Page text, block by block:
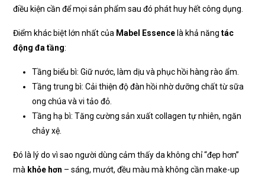
điều kiện cần để mọi sản phẩm sau đó phát huy hết công dụng.
Điểm khác biệt lớn nhất của Mabel Essence là khả năngtác
động đa tầng:
Tầng biểu bì: Giữ nước, làm dịu và phục hồi hàng rào ẩm.
Tầng trung bì: Cải thiện độ đàn hồi nhờ dưỡng chất từ sữa
ong chúa và vi tảo đỏ.
Tầng hạ bì: Tăng cường sản xuất collagen tự nhiên, ngăn
chảy xệ.
Đó là lý do vì sao người dùng cảm thấy da không chỉ “đẹp hơn”
mà khỏe hơn – sáng, mướt, đều màu mà không cần make-up